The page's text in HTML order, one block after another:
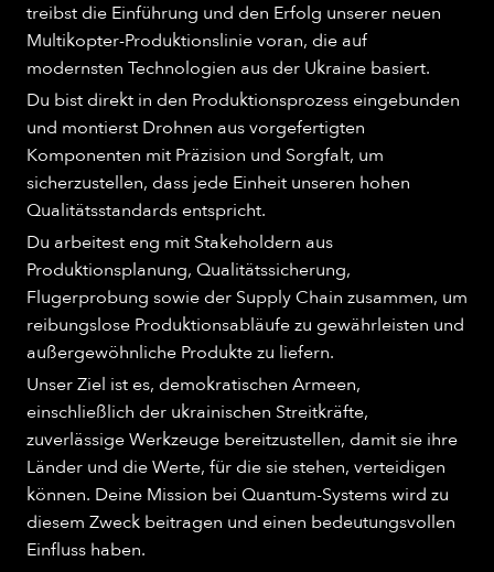
treibst die Einführung und den Erfolg unserer neuen
Multikopter-Produktionslinie voran, die auf
modernsten Technologien aus der Ukraine basiert.
Du bist direkt in den Produktionsprozess eingebunden
und montierst Drohnen aus vorgefertigten
Komponenten mit Präzision und Sorgfalt, um
sicherzustellen, dass jede Einheit unseren hohen
Qualitätsstandards entspricht.
Du arbeitest eng mit Stakeholdern aus
Produktionsplanung, Qualitätssicherung,
Flugerprobung sowie der Supply Chain zusammen, um
reibungslose Produktionsabläufe zu gewährleisten und
außergewöhnliche Produkte zu liefern.
Unser Ziel ist es, demokratischen Armeen,
einschließlich der ukrainischen Streitkräfte,
zuverlässige Werkzeuge bereitzustellen, damit sie ihre
Länder und die Werte, für die sie stehen, verteidigen
können. Deine Mission bei Quantum-Systems wird zu
diesem Zweck beitragen und einen bedeutungsvollen
Einfluss haben.